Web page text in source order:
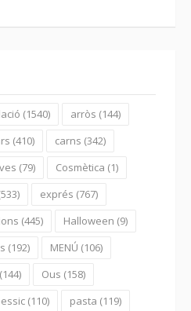
(1540) arròs (144)
(410) carns (342)
(79) Cosmètica (1)
exprés (767)
(445) Halloween (9)
(192) MENÚ (106)
(144) Ous (158)
(110) pasta (119)